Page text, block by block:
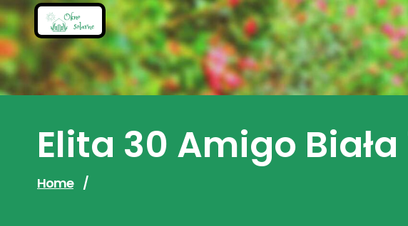
Skip
to
content
Elita 30 Amigo Biała
Home /